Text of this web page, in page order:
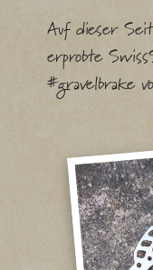
Auf dieser
erprobte
#gravelbrake